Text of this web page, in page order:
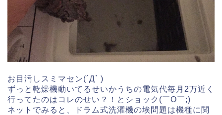
お目汚しスミマセン(´Д` )
ずっと乾燥機動いてるせいかうちの電気代毎月2万近く
行ってたのはコレのせい？！とショック(￣O￣;)
ネットでみると、ドラム式洗濯機の埃問題は機種に関